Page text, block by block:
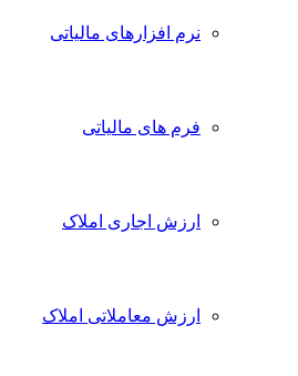
نرم افزارهای مالیاتی
فرم های مالیاتی
ارزش اجاری املاک
ارزش معاملاتی املاک